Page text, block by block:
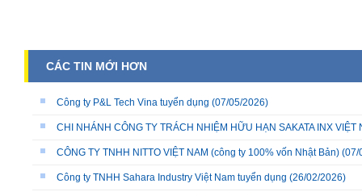
CÁC TIN MỚI HƠN
Công ty P&L Tech Vina tuyển dụng (07/05/2026)
CHI NHÁNH CÔNG TY TRÁCH NHIỆM HỮU HẠN SAKATA INX
CÔNG TY TNHH NITTO VIỆT NAM (công ty 100% vốn Nhật Bản) (07/
Công ty TNHH Sahara Industry Việt Nam tuyển dụng (26/02/2026)